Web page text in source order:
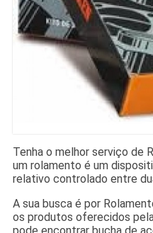
Tenha o melhor serviço de
um rolamento é um
relativo controlado entre
A sua busca é por
os produtos oferecidos